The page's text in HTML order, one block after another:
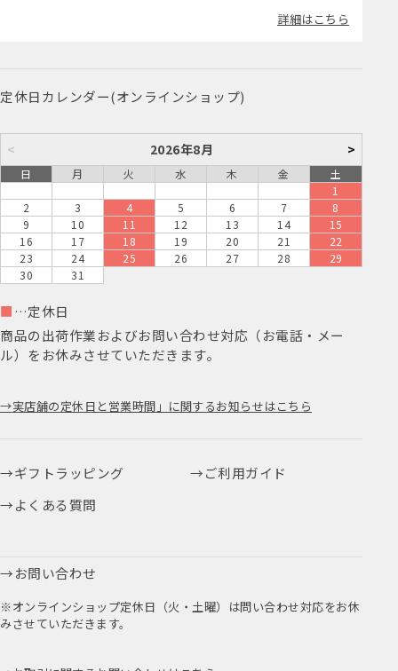
詳細はこちら
定休日カレンダー(オンラインショップ)
< 2026年8月 >
日 月 火 水 木 金
土
1
2
3 4 5 6 7
8
9
10 11 12 13 14
15
16
17 18 19 20 21
22
23
24 25 26 27 28
29
30
31
■ …定休日
商品の出荷作業およびお問い合わせ対応（お電話・メー
ル）をお休みさせていただきます。
実店舗の定休日と営業時間」に関するお知らせはこちら
ギフトラッピング
ご利用ガイド
よくある質問
お問い合わせ
※オンラインショップ定休日（火・土曜）は問い合わせ対応をお休
みさせていただきます。